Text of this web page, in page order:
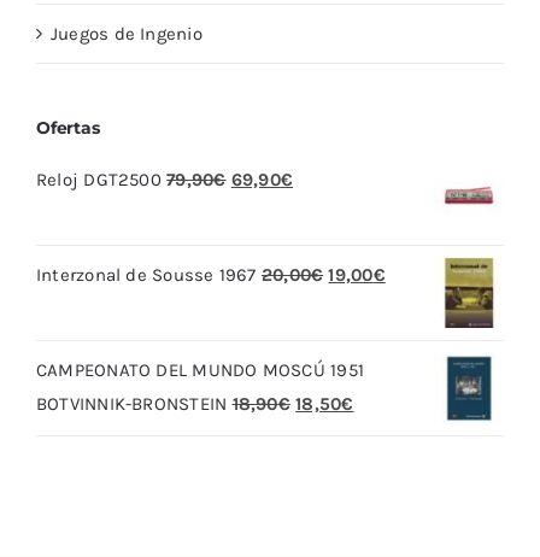
Juegos de Ingenio
Ofertas
Reloj DGT2500 79,90€ El
era:
69,90€
es:
Interzonal de Sousse 1967 20,00€ El
era:
20,00€.
19,00€El
CAMPEONATO DEL MUNDO MOSCÚ 1951
BOTVINNIK-BRONSTEIN 18,90€ El
18,50€